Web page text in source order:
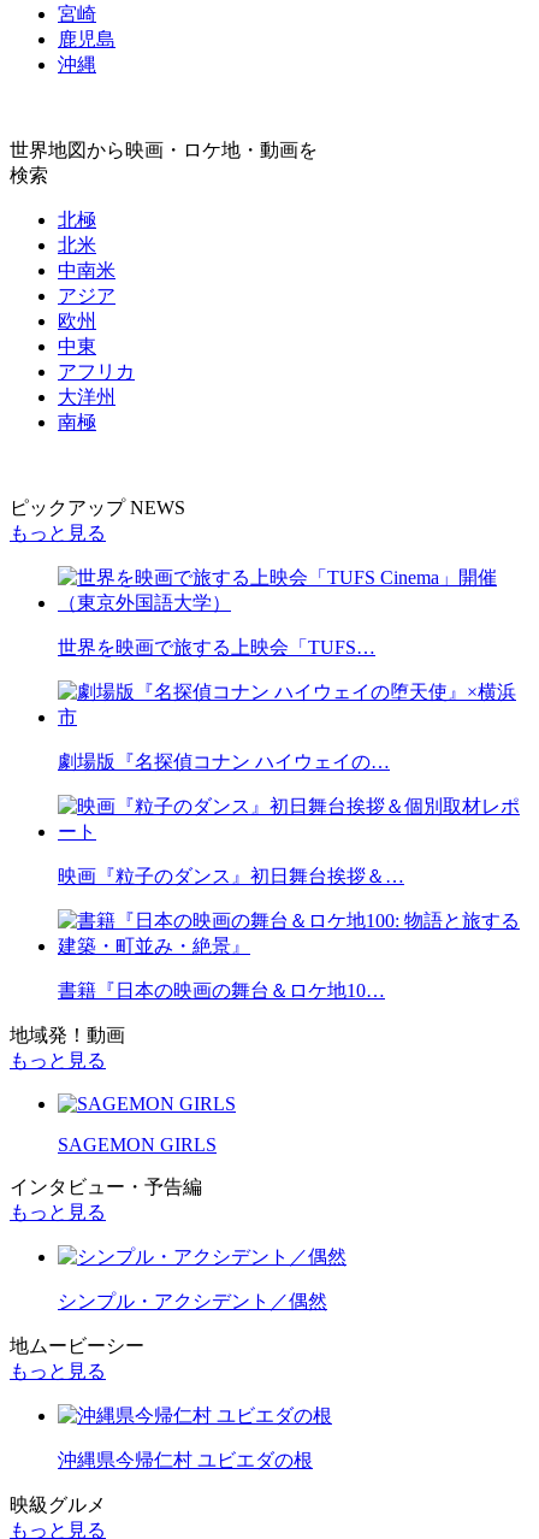
宮崎
鹿児島
沖縄
世界地図から映画・ロケ地・動画を
検索
北極
北米
中南米
アジア
欧州
中東
アフリカ
大洋州
南極
ピックアップ NEWS
もっと見る
世界を映画で旅する上映会「TUFS…
劇場版『名探偵コナン ハイウェイの…
映画『粒子のダンス』初日舞台挨拶＆…
書籍『日本の映画の舞台＆ロケ地10…
地域発！動画
もっと見る
SAGEMON GIRLS
インタビュー・予告編
もっと見る
シンプル・アクシデント／偶然
地ムービーシー
もっと見る
沖縄県今帰仁村 ユビエダの根
映級グルメ
もっと見る